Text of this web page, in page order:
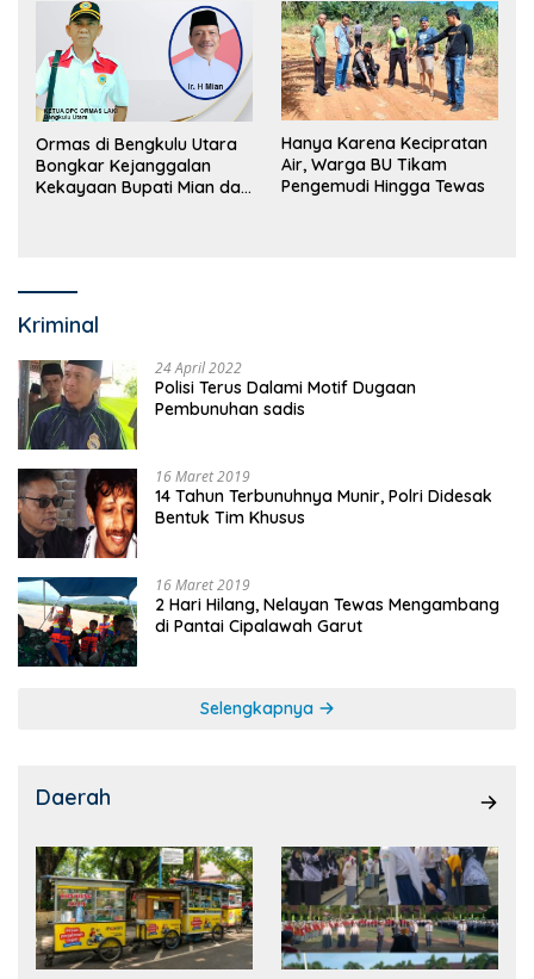
Ormas di Bengkulu Utara
Bongkar Kejanggalan
Kekayaan Bupati Mian dan
Hanya Karena Kecipratan
Air, Warga BU Tikam
Pengemudi Hingga Tewas
Kriminal
24 April 2022
Polisi Terus Dalami Motif Dugaan
Pembunuhan sadis
16 Maret 2019
14 Tahun Terbunuhnya Munir, Polri Didesak
Bentuk Tim Khusus
16 Maret 2019
2 Hari Hilang, Nelayan Tewas Mengambang
di Pantai Cipalawah Garut
Selengkapnya
Daerah